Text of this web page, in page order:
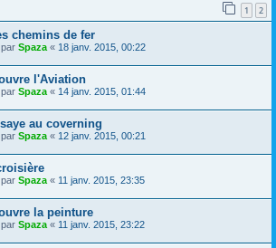
1 2
chemins de fer
Spaza « 18 janv. 2015, 00:22
l'Aviation
Spaza « 14 janv. 2015, 01:44
au coverning
Spaza « 12 janv. 2015, 00:21
Spaza « 11 janv. 2015, 23:35
la peinture
Spaza « 11 janv. 2015, 23:22